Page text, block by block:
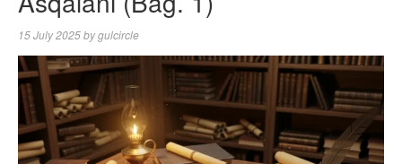
15 July 2025bygulcircle